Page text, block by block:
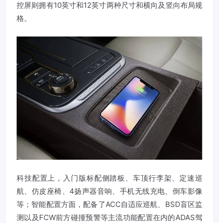
控屏则拥有10英寸和12英寸两种尺寸和横向及竖向布局规
格。
科技配置上，入门版标配侧踏板、车顶行李架、定速巡
航、仿皮座椅、4扬声器音响、手机无线充电、倒车影像
等；智能配置方面，配备了ACC自适应巡航、BSD盲区监
测以及FCW前方碰撞预警等主流功能配置在内的ADAS驾